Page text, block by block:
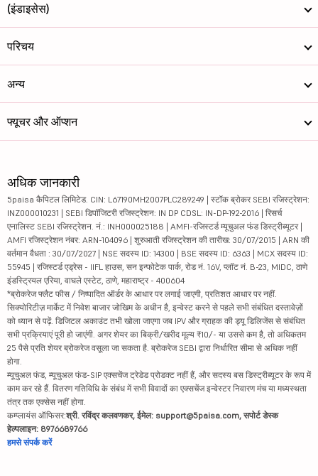
(इंडाइसेस)
परिचय
अन्य
फ्यूचर और ऑप्शन
अधिक जानकारी
5paisa कैपिटल लिमिटेड. CIN: L67190MH2007PLC289249 | स्टॉक ब्रोकर SEBI रजिस्ट्रेशन:
INZ000010231 | SEBI डिपॉजिटरी रजिस्ट्रेशन: IN DP CDSL: IN-DP-192-2016 | रिसर्च
एनालिस्ट SEBI रजिस्ट्रेशन. नं.: INH000025188 | AMFI-रजिस्टर्ड म्यूचुअल फंड डिस्ट्रीब्यूटर |
AMFI रजिस्ट्रेशन नंबर: ARN-104096 | शुरुआती रजिस्ट्रेशन की तारीख: 30/07/2015 | ARN की
वर्तमान वैधता : 30/07/2027 | NSE सदस्य ID: 14300 | BSE सदस्य ID: 6363 | MCX सदस्य ID:
55945 | रजिस्टर्ड एड्रेस - IIFL हाउस, सन इन्फोटेक पार्क, रोड नं. 16V, प्लॉट नं. B-23, MIDC, ठाणे
इंडस्ट्रियल एरिया, वाघले एस्टेट, ठाणे, महाराष्ट्र - 400604
*ब्रोकरेज फ्लैट फीस / निष्पादित ऑर्डर के आधार पर लगाई जाएगी, प्रतिशत आधार पर नहीं.
सिक्योरिटीज़ मार्केट में निवेश बाजार जोखिम के अधीन है, इन्वेस्ट करने से पहले सभी संबंधित दस्तावेज़ों
को ध्यान से पढ़ें. डिजिटल अकाउंट तभी खोला जाएगा जब IPV और ग्राहक की ड्यू डिलिजेंस से संबंधित
सभी प्रक्रियाएं पूरी हो जाएंगी. अगर शेयर का बिक्री/खरीद मूल्य ₹10/- या उससे कम है, तो अधिकतम
25 पैसे प्रति शेयर ब्रोकरेज वसूला जा सकता है. ब्रोकरेज SEBI द्वारा निर्धारित सीमा से अधिक नहीं
होगा.
म्यूचुअल फंड, म्यूचुअल फंड-SIP एक्सचेंज ट्रेडेड प्रोडक्ट नहीं हैं, और सदस्य बस डिस्ट्रीब्यूटर के रूप में
काम कर रहे हैं. वितरण गतिविधि के संबंध में सभी विवादों का एक्सचेंज इन्वेस्टर निवारण मंच या मध्यस्थता
तंत्र तक एक्सेस नहीं होगा.
कम्प्लायंस ऑफिसर:श्री. रविंद्र कलवणकर, ईमेल: support@5paisa.com, सपोर्ट डेस्क
हेल्पलाइन: 8976689766
हमसे संपर्क करें